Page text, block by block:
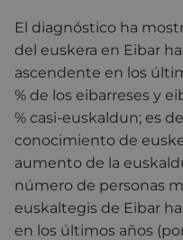
El diagnóstico ha
del euskera en Eibar
ascendente en los
% de los eibarreses y
% casi-euskaldun; es
conocimiento de
aumento de la
número de personas
euskaltegis de Eibar
en los últimos años